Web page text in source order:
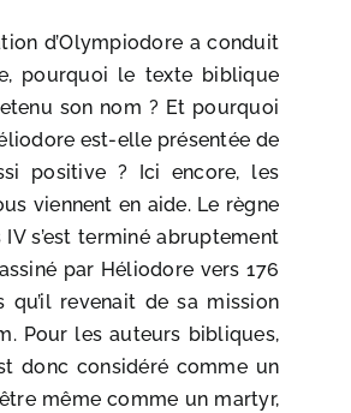
d’Olympiodore a conduit
pourquoi le texte biblique
son nom ? Et pourquoi
est-elle présentée de
positive ? Ici encore, les
viennent en aide. Le règne
s’est terminé abruptement
par Héliodore vers 176
qu’il revenait de sa mission
Pour les auteurs bibliques,
donc considéré comme un
même comme un martyr,